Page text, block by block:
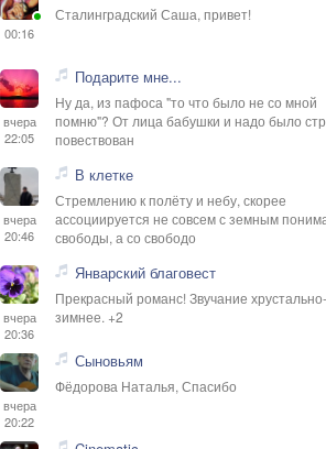
00:16
Сталинградский Саша, привет!
вчера
22:05
Подарите мне...
Ну да, из пафоса "то что было не со мной
помню"? От лица бабушки и надо было
повествован
вчера
20:46
В клетке
Стремлению к полёту и небу, скорее
ассоциируется не совсем с земным
свободы, а со свободо
вчера
20:36
Январский благовест
Прекрасный романс! Звучание хрустально-
зимнее. +2
вчера
20:22
Сыновьям
Фёдорова Наталья, Спасибо